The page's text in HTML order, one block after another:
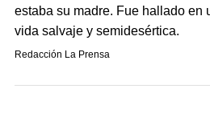
estaba su madre. Fue hallado en
vida salvaje y semidesértica.
Redacción La Prensa